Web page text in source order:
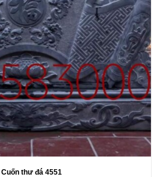
Cuốn thư đá 4551